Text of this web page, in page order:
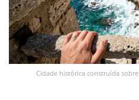
Cidade histórica construída